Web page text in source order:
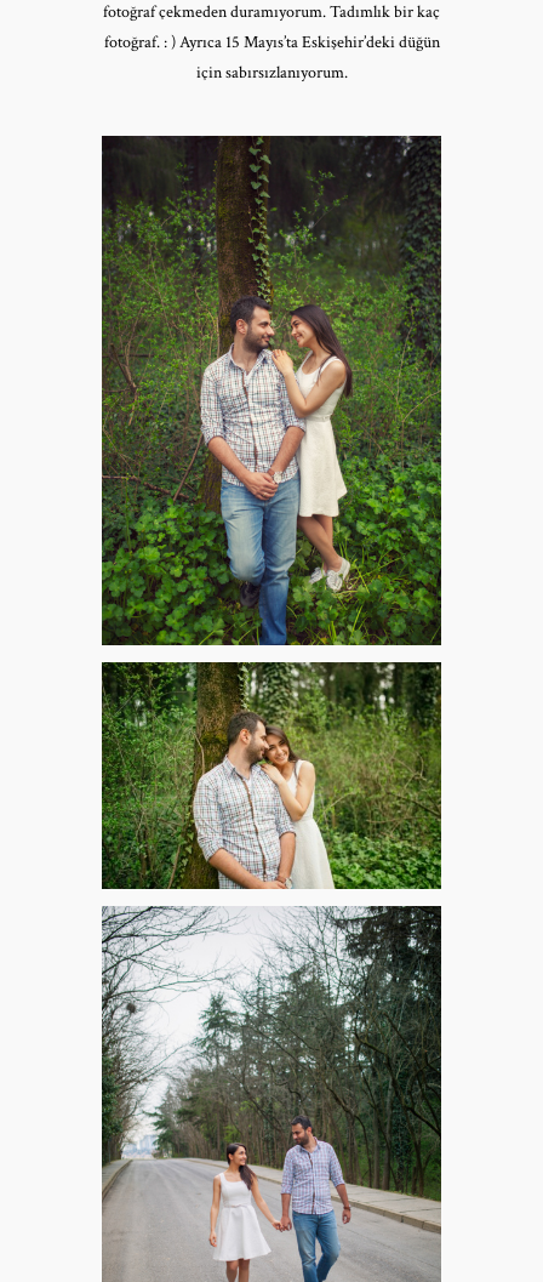
fotoğraf çekmeden duramıyorum. Tadımlık bir kaç
fotoğraf. : ) Ayrıca 15 Mayıs’ta Eskişehir’deki düğün
için sabırsızlanıyorum.